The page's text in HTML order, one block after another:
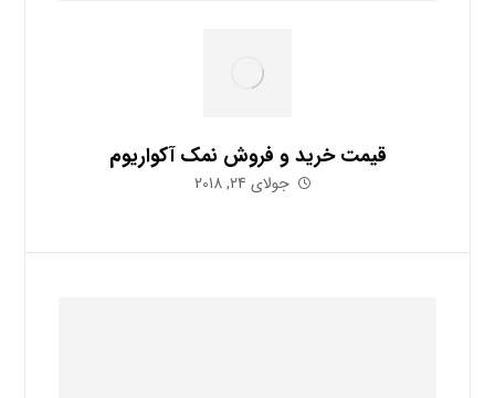
قیمت خرید و فروش نمک آکواریوم
جولای 24, 2018